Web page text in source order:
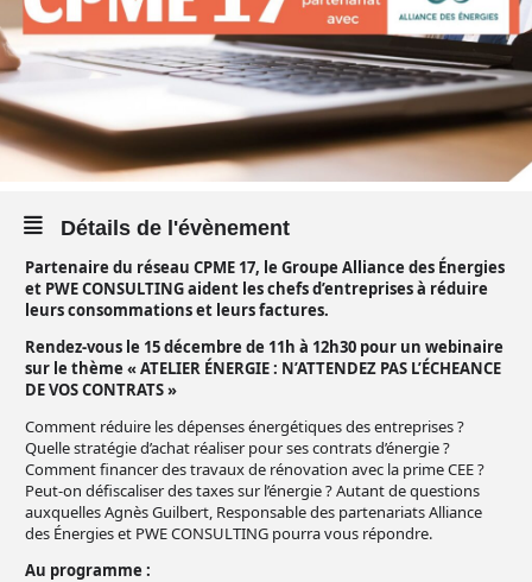
Détails de l'évènement
Partenaire du réseau CPME 17, le Groupe Alliance des Énergies
et PWE CONSULTING aident les chefs d’entreprises à réduire
leurs consommations et leurs factures.
Rendez-vous le 15 décembre de 11h à 12h30 pour un webinaire
sur le thème « ATELIER ÉNERGIE : N’ATTENDEZ PAS L’ÉCHEANCE
DE VOS CONTRATS »
Comment réduire les dépenses énergétiques des entreprises ?
Quelle stratégie d’achat réaliser pour ses contrats d’énergie ?
Comment financer des travaux de rénovation avec la prime CEE ?
Peut-on défiscaliser des taxes sur l’énergie ? Autant de questions
auxquelles Agnès Guilbert, Responsable des partenariats Alliance
des Énergies et PWE CONSULTING pourra vous répondre.
Au programme :